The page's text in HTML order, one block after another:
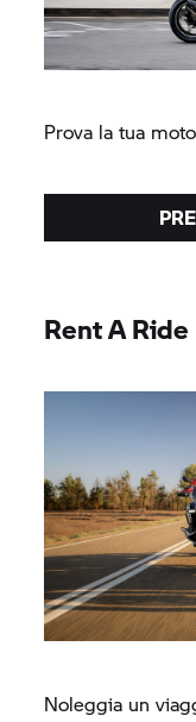
Prova la tua
Rent A Ride
Noleggia un